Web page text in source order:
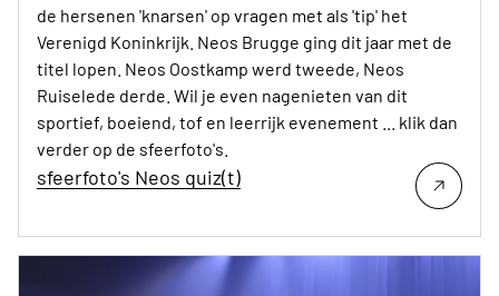
de hersenen 'knarsen' op vragen met als 'tip' het
Verenigd Koninkrijk. Neos Brugge ging dit jaar met de
titel lopen. Neos Oostkamp werd tweede, Neos
Ruiselede derde. Wil je even nagenieten van dit
sportief, boeiend, tof en leerrijk evenement ... klik dan
verder op de sfeerfoto's.
sfeerfoto's Neos quiz(t)